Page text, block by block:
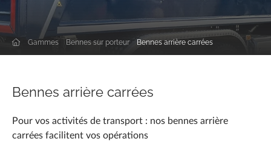
Gammes Bennes sur porteur Bennes arrière carrées
Bennes arrière carrées
Pour vos activités de transport : nos bennes arrière
carrées facilitent vos opérations
Solutions métier
Engagements
Catalogue